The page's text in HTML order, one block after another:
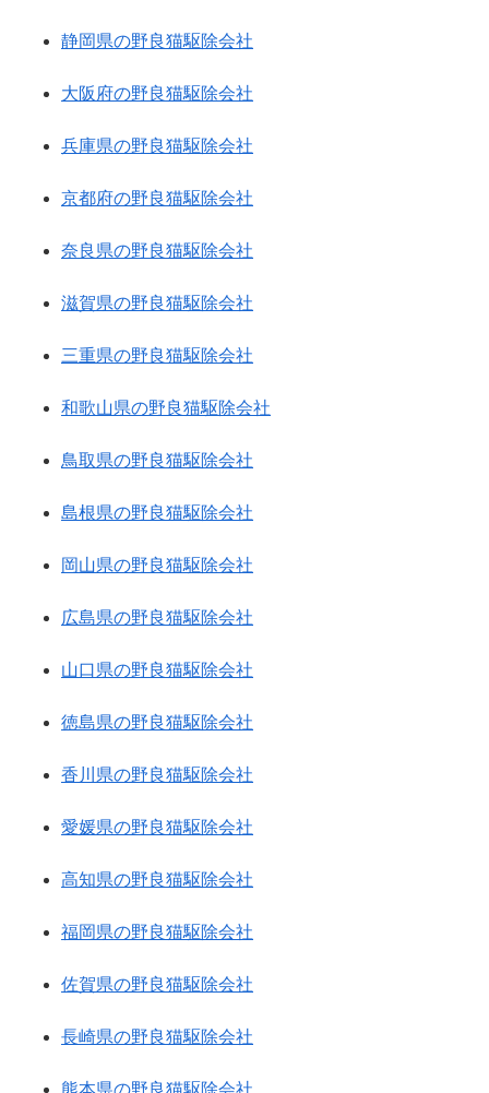
静岡県の野良猫駆除会社
大阪府の野良猫駆除会社
兵庫県の野良猫駆除会社
京都府の野良猫駆除会社
奈良県の野良猫駆除会社
滋賀県の野良猫駆除会社
三重県の野良猫駆除会社
和歌山県の野良猫駆除会社
鳥取県の野良猫駆除会社
島根県の野良猫駆除会社
岡山県の野良猫駆除会社
広島県の野良猫駆除会社
山口県の野良猫駆除会社
徳島県の野良猫駆除会社
香川県の野良猫駆除会社
愛媛県の野良猫駆除会社
高知県の野良猫駆除会社
福岡県の野良猫駆除会社
佐賀県の野良猫駆除会社
長崎県の野良猫駆除会社